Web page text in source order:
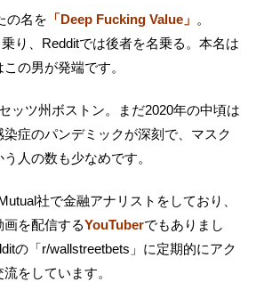
の名を 「Deep Fucking Value」 。
り、Redditでは後者を名乗る。本名は
の男が発端です。
ッツ州ボストン。まだ2020年の中頃は
症のパンデミックが深刻で、マスク
人の数も少なめです。
社で金融アナリストをしており、
を配信するYouTuberでもありまし
の「r/wallstreetbets」に定期的にアク
をしています。